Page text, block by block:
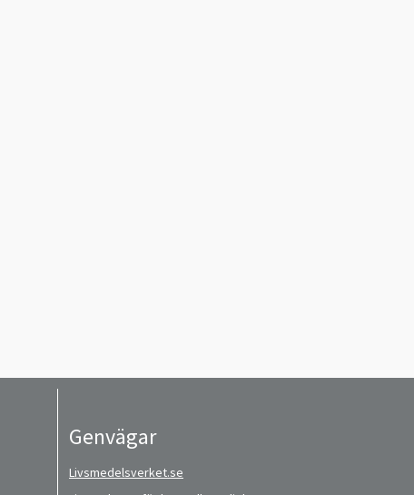
Genvägar
Livsmedelsverket.se